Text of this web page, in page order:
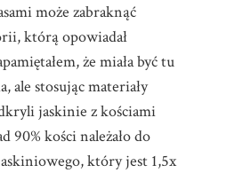
może zabraknąć
którą opowiadał
że miała być tu
ale stosując materiały
jaskinie z kościami
90% kości należało do
który jest 1,5x